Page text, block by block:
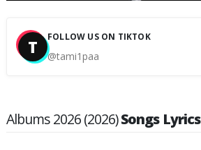
T FOLLOW US ON TIKTOK
@tami1paa
Albums 2026 (2026)Songs Lyrics